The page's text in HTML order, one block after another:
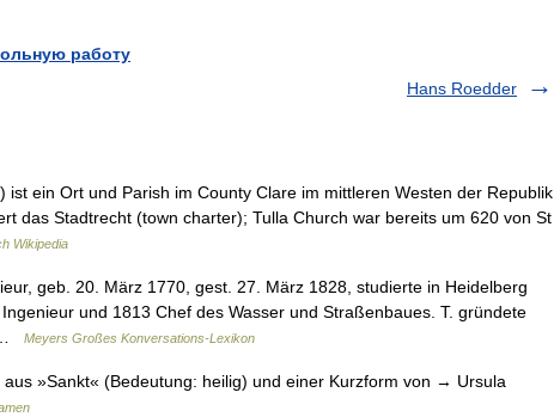
работу
Hans Roedder
ist ein Ort und Parish im County Clare im mittleren Westen der Republik
das Stadtrecht (town charter); Tulla Church war bereits um 620 von St
Wikipedia
geb. 20. März 1770, gest. 27. März 1828, studierte in Heidelberg
und 1813 Chef des Wasser und Straßenbaues. T. gründete
…
Meyers Großes Konversations-Lexikon
»Sankt« (Bedeutung: heilig) und einer Kurzform von → Ursula